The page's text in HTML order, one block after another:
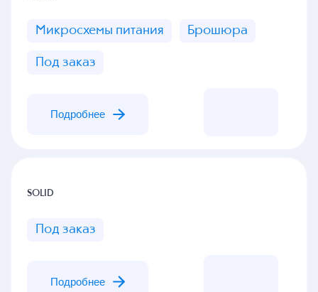
Микросхемы питания Брошюра
Под заказ
Подробнее
SOLID
Под заказ
Подробнее